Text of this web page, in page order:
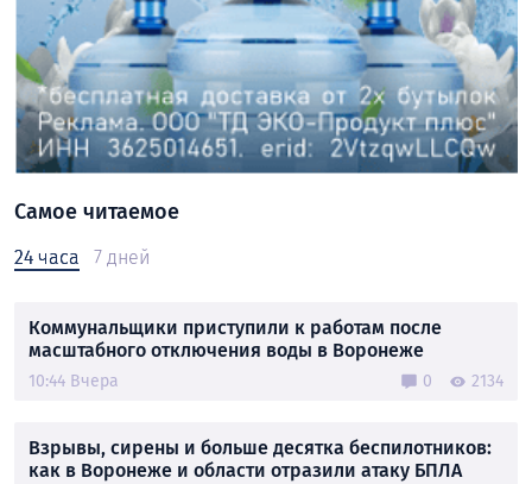
Самое читаемое
24 часа 7 дней
Коммунальщики приступили к работам после
масштабного отключения воды в Воронеже
10:44 Вчера 0 2134
Взрывы, сирены и больше десятка беспилотников:
как в Воронеже и области отразили атаку БПЛА